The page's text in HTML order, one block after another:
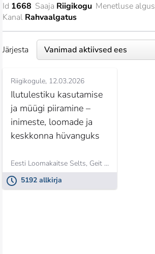
Id 1668 Saaja Riigikogu Menetluse algus
Kanal Rahvaalgatus
Järjesta
Riigikogule 12.03.2026
Ilutulestiku kasutamise
ja müügi piiramine –
inimeste, loomade ja
keskkonna hüvanguks
Eesti Loomakaitse Selts, Geit Karurahu
5192 allkirja